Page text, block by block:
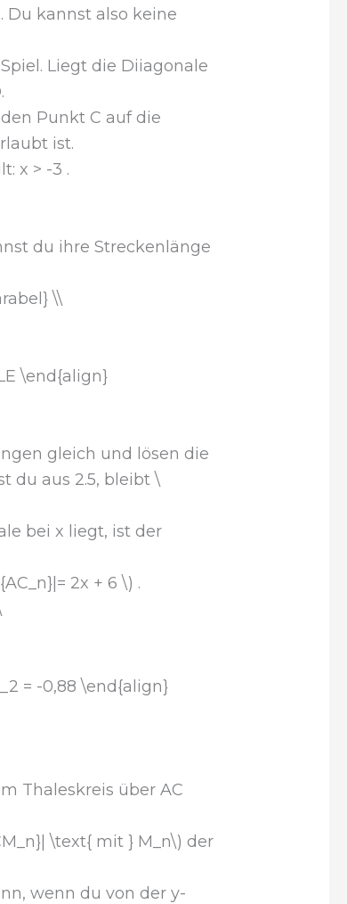
Du kannst also keine
Liegt die Diiagonale
Punkt C auf die
ist.
x > -3 .
du ihre Streckenlänge
\\
\end{align}
gleich und lösen die
du aus 2.5, bleibt \
bei x liegt, ist der
2x + 6 \) .
= -0,88 \end{align}
Thaleskreis über AC
\text{ mit } M_n\) der
wenn du von der y-